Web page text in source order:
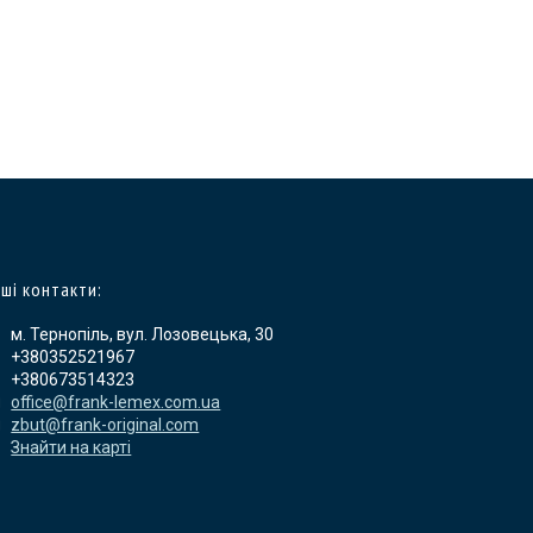
контакти:
м. Тернопіль, вул. Лозовецька, 30
+380352521967
+380673514323
office@frank-lemex.com.ua
zbut@frank-original.com
Знайти на карті